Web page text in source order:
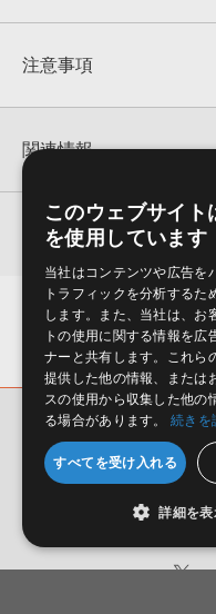
★★★★★
★5
★2
★1
レビューをもっと見る »
注意事項
KONTAKTフォーマットは、
でお使いいただけます。
ただけませんので、ご注
への表示にも対応しており
4GBを超えるデータに関す
HDDには、1ファイル4GB
せん。データ容量が4GB
きます際には、NTFSや
いただく必要がございます
製品の購入手続き完了後
知らせするメールの2通が
ます説明に沿って、製品
サンプルパック製品には
用意しておりません。ご
わせなどはテクニカルサポ
デモソングは、製品収録
めのデモンストレーショ
そのものをお使いいただ
関連情報
【Producer Loops】約
50%OFF！サマーセール！
DIRTY EDM BASSLINES
関連サポート情報
2022.06.06
MIDI形式サンプルパックの
マークのついた情報は、該
おります。ご覧頂くには、該
DIRTY EDM BASSLINES
サンプル
会社概要 環境保護（CSR）へ
サイト動作環境
利用規約
このウェブサイ
を使用しています
当社はコンテンツや広告を
トラフィックを分析するた
します。また、当社は、お
トの使用に関する情報を広
ナーと共有します。これら
提供した他の情報、または
スの使用から収集した他の
る場合があります。
続きを
すべてを受け入れる
詳細を